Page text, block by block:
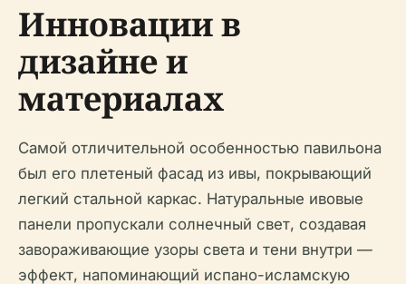
Инновации в
дизайне и
материалах
Самой отличительной особенностью павильона
был его плетеный фасад из ивы, покрывающий
легкий стальной каркас. Натуральные ивовые
панели пропускали солнечный свет, создавая
завораживающие узоры света и тени внутри —
эффект, напоминающий испано-исламскую